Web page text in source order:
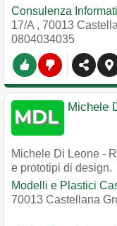
Consulenza
17/A , 70013
0804034035
Michele
Michele Di Leone -
e prototipi di design.
Modelli e Plastici
70013 Castellana